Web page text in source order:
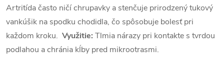
Artritída často ničí chrupavky a stenčuje prirodzený tukový
vankúšik na spodku chodidla, čo spôsobuje bolesť pri
každom kroku. Využitie: Tlmia nárazy pri kontakte s tvrdou
podlahou a chránia kĺby pred mikrootrasmi.